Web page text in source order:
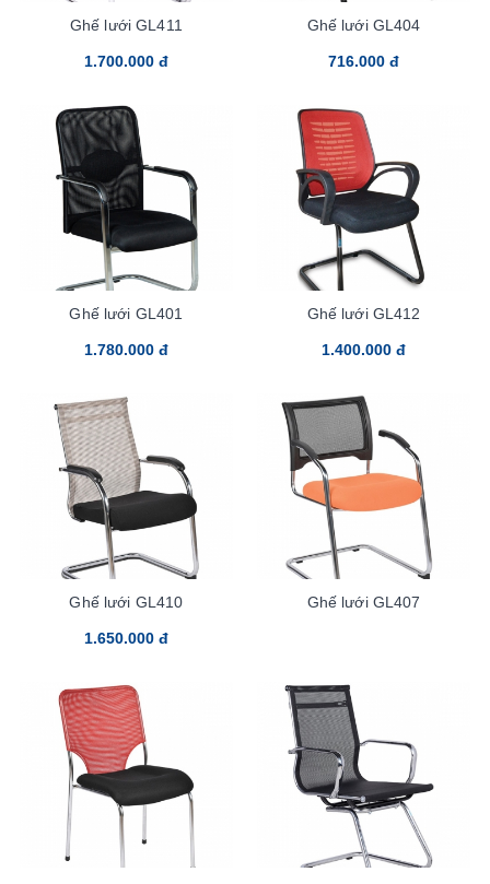
Ghế lưới GL411
1.700.000 đ
Ghế lưới GL404
716.000 đ
Ghế lưới GL401
1.780.000 đ
Ghế lưới GL412
1.400.000 đ
Ghế lưới GL410
1.650.000 đ
Ghế lưới GL407